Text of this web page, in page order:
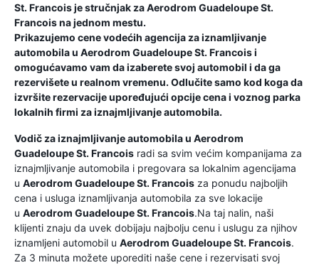
St. Francoisje stručnjak zaAerodrom Guadeloupe St.
Francoisna jednom mestu.
Prikazujemo cene vodećih agencija za iznamljivanje
automobila u Aerodrom Guadeloupe St. Francoisi
omogućavamo vam da izaberete svoj automobil i da ga
rezervišete u realnom vremenu. Odlučite samo kod koga da
izvršite rezervacije upoređujući opcije cena i voznog parka
lokalnih firmi za iznajmljivanje automobila.
Vodič za iznajmljivanje automobila u Aerodrom
Guadeloupe St. Francois radi sa svim većim kompanijama za
iznajmljivanje automobila i pregovara sa lokalnim agencijama
u Aerodrom Guadeloupe St. Francois za ponudu najboljih
cena i usluga iznamljivanja automobila za sve lokacije
u Aerodrom Guadeloupe St. Francois.Na taj nalin, naši
klijenti znaju da uvek dobijaju najbolju cenu i uslugu za njihov
iznamljeni automobil u Aerodrom Guadeloupe St. Francois.
Za 3 minuta možete uporediti naše cene i rezervisati svoj